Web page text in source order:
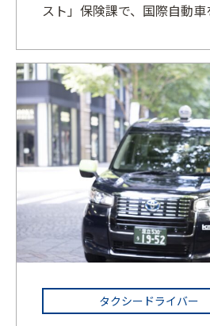
スト」保険課で、国際自動車
タクシードライバー